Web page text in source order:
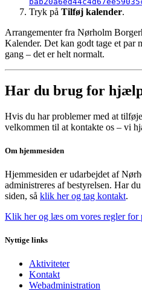
Tryk på Tilføj kalender.
Arrangementer fra Nørholm
Kalender. Det kan godt tage et par
gang – det er helt normalt.
Har du brug for
Hvis du har problemer med at
velkommen til at kontakte os – vi
Om hjemmesiden
Hjemmesiden er udarbejdet af
administreres af bestyrelsen. Har
siden, så klik her og tag kontakt.
Klik her og læs om vores regler for
Nyttige links
Aktiviteter
Kontakt
Webadministration